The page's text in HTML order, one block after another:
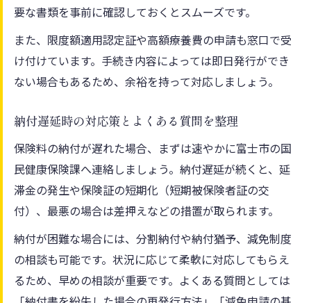
要な書類を事前に確認しておくとスムーズです。
また、限度額適用認定証や高額療養費の申請も窓口で受
け付けています。手続き内容によっては即日発行ができ
ない場合もあるため、余裕を持って対応しましょう。
納付遅延時の対応策とよくある質問を整理
保険料の納付が遅れた場合、まずは速やかに富士市の国
民健康保険課へ連絡しましょう。納付遅延が続くと、延
滞金の発生や保険証の短期化（短期被保険者証の交
付）、最悪の場合は差押えなどの措置が取られます。
納付が困難な場合には、分割納付や納付猶予、減免制度
の相談も可能です。状況に応じて柔軟に対応してもらえ
るため、早めの相談が重要です。よくある質問としては